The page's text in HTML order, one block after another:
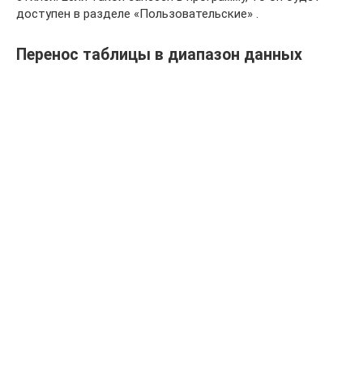
доступен в разделе «Пользовательские» .
Перенос таблицы в диапазон данных